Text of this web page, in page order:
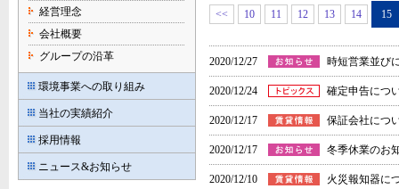
<< 10 11 12 13 14 15
2020/12/27 時短営業並び
2020/12/24 確定申告につ
2020/12/17 保証会社につ
2020/12/17 冬季休業のお
2020/12/10 火災報知器に
経営理念
会社概要
グループの沿革
環境事業への取り組み
当社の実績紹介
採用情報
ニュース&お知らせ